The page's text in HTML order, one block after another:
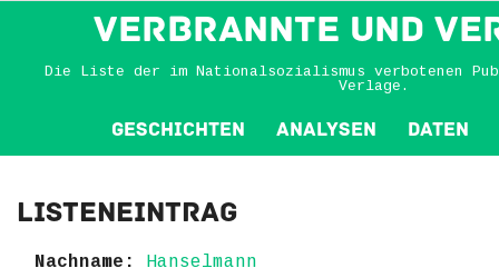
VERBRANNTE und
Die Liste der im Nationalsozialismus verbotenen
Verlage.
Geschichten Analysen Daten
Listeneintrag
Nachname:
Hanselmann